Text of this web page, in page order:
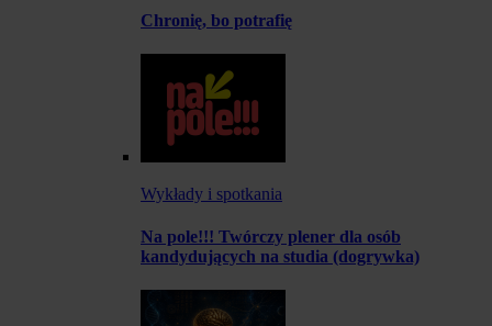
Chronię, bo potrafię
Wykłady i spotkania
Na pole!!! Twórczy plener dla osób
kandydujących na studia (dogrywka)